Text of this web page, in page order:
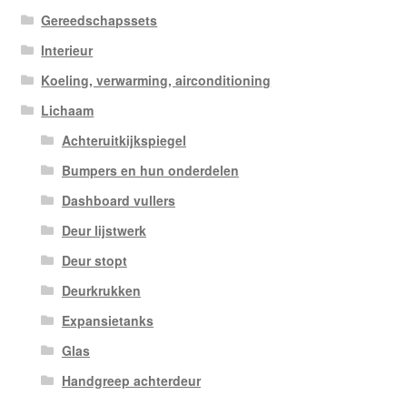
Gereedschapssets
Interieur
Koeling, verwarming, airconditioning
Lichaam
Achteruitkijkspiegel
Bumpers en hun onderdelen
Dashboard vullers
Deur lijstwerk
Deur stopt
Deurkrukken
Expansietanks
Glas
Handgreep achterdeur